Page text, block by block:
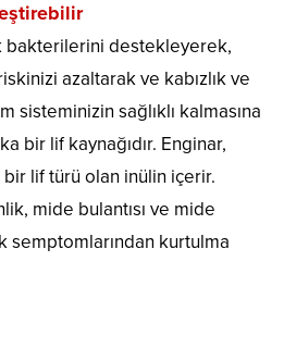
bakterilerini destekleyerek,
azaltarak ve kabızlık ve
sisteminizin sağlıklı kalmasına
bir lif kaynağıdır. Enginar,
lif türü olan inülin içerir.
mide bulantısı ve mide
semptomlarından kurtulma